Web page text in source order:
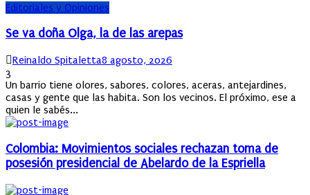
Editoriales y Opiniones
Se va doña Olga, la de las arepas
Author
Reinaldo SpitalettaPosted
8 agosto, 2026
3
Un barrio tiene olores, sabores, colores, aceras, antejardines,
casas y gente que las habita. Son los vecinos. El próximo, ese a
quien le sabés...
Colombia: Movimientos sociales rechazan toma de
posesión presidencial de Abelardo de la Espriella